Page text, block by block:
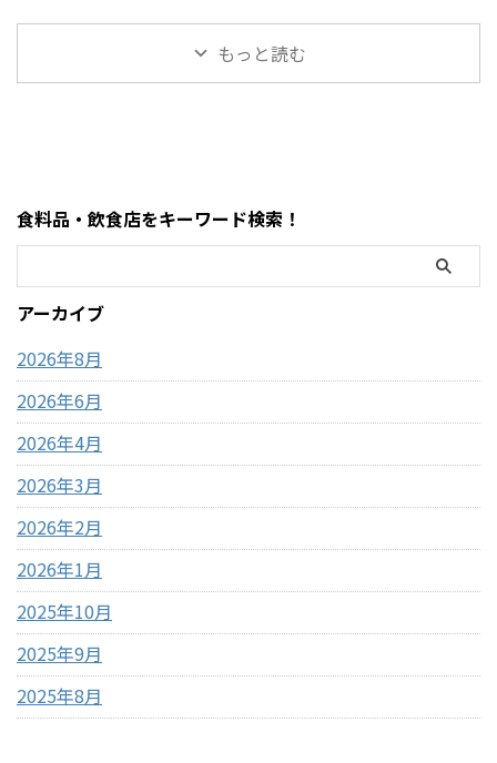
メロンスムージー など、以前
にはなかったメニューも登場
ださい。
https://hubmedia.co.jp/costc
のコストコ営業時間と混雑状
況について詳しくはこちら GW
がゴールデンウィークにコス
トコを訪れるのは毎年の楽し
営業時間変更や混雑状況には
いつも気を遣います。特に
は最 ...
コのMOFUSANDモフサンド大
きなぬいぐるみ3種類を徹底解
大きなぬいぐるみ。この記事
では、コストコで販売されて
いるモフサンドぬいぐるみの
種類、価格、魅力、どんな人
もっと読む
食料品・飲食店をキーワード検索！
アーカイブ
2026年8月
2026年6月
2026年4月
2026年3月
2026年2月
2026年1月
2025年10月
2025年9月
2025年8月